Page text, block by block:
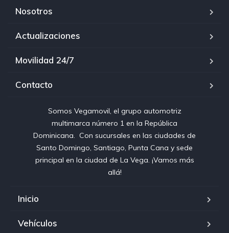
Nosotros
Actualizaciones
Movilidad 24/7
Contacto
Somos Vegamovil, el grupo automotriz
multimarca número 1 en la República
Dominicana⁣. ⁣ Con sucursales en las ciudades de
Santo Domingo, Santiago, Punta Cana y sede
principal en la ciudad de La Vega. ¡Vamos más
allá!
Inicio
Vehículos